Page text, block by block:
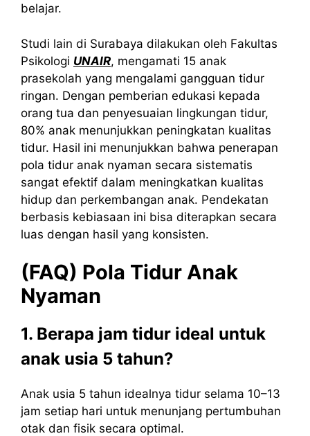
belajar.
Studi lain di Surabaya dilakukan oleh Fakultas
Psikologi UNAIR, mengamati 15 anak
prasekolah yang mengalami gangguan tidur
ringan. Dengan pemberian edukasi kepada
orang tua dan penyesuaian lingkungan tidur,
80% anak menunjukkan peningkatan kualitas
tidur. Hasil ini menunjukkan bahwa penerapan
pola tidur anak nyaman secara sistematis
sangat efektif dalam meningkatkan kualitas
hidup dan perkembangan anak. Pendekatan
berbasis kebiasaan ini bisa diterapkan secara
luas dengan hasil yang konsisten.
(FAQ) Pola Tidur Anak
Nyaman
1. Berapa jam tidur ideal untuk
anak usia 5 tahun?
Anak usia 5 tahun idealnya tidur selama 10–13
jam setiap hari untuk menunjang pertumbuhan
otak dan fisik secara optimal.